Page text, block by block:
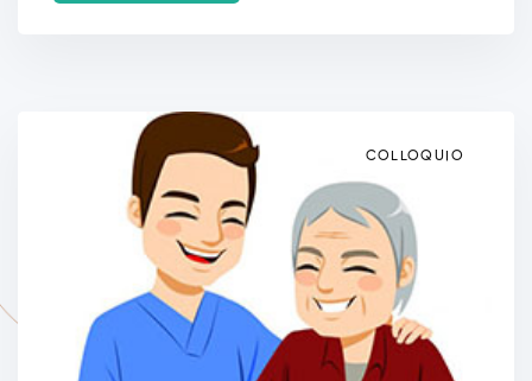
COLLOQUIO